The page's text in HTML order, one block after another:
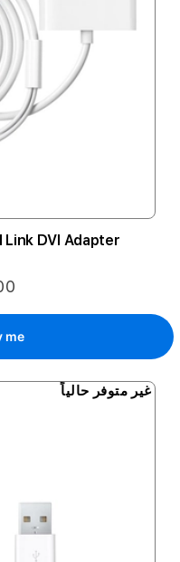
Link DVI Adapter
me
غير متوفر حالياً